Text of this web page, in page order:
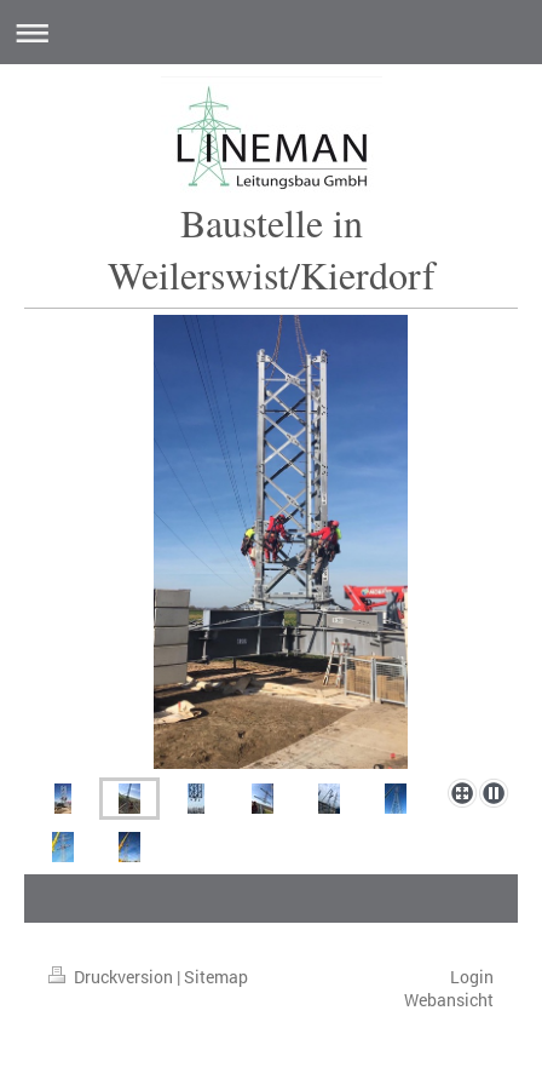
Baustelle in
Weilerswist/Kierdorf
Druckversion |Sitemap
Login
Webansicht